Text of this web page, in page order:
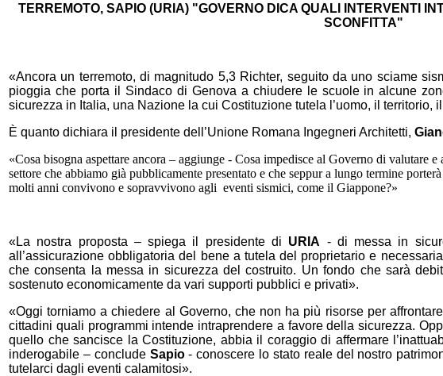
TERREMOTO, SAPIO (URIA) "GOVERNO DICA QUALI INTERVENTI
SCONFITTA"
«Ancora un terremoto, di magnitudo 5,3 Richter, seguito da uno sciame
pioggia che porta il Sindaco di Genova a chiudere le scuole in alcune
sicurezza in Italia, una Nazione la cui Costituzione tutela l’uomo, il territorio,
È quanto dichiara il presidente dell’Unione Romana Ingegneri Architetti,
«Cosa bisogna aspettare ancora – aggiunge - Cosa impedisce al Governo di valutare
settore che abbiamo già pubblicamente presentato e che seppur a lungo termine
molti anni convivono e sopravvivono agli eventi sismici, come il Giappone?»
«La nostra proposta – spiega il presidente di URIA - di messa in
all’assicurazione obbligatoria del bene a tutela del proprietario e
che consenta la messa in sicurezza del costruito. Un fondo che sarà
sostenuto economicamente da vari supporti pubblici e privati».
«Oggi torniamo a chiedere al Governo, che non ha più risorse per
cittadini quali programmi intende intraprendere a favore della sicurezza.
quello che sancisce la Costituzione, abbia il coraggio di affermare
inderogabile – conclude Sapio- conoscere lo stato reale del nostro
tutelarci dagli eventi calamitosi».